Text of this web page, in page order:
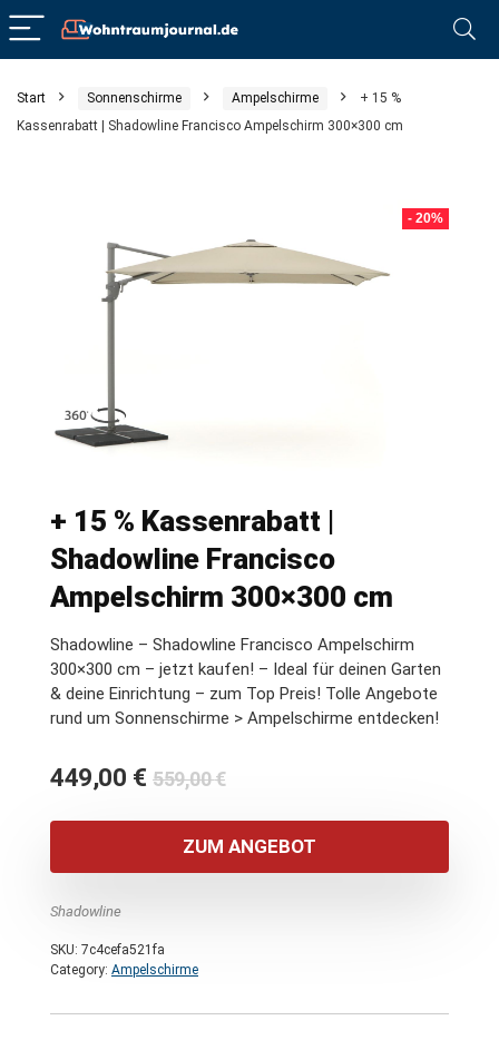
Start Sonnenschirme Ampelschirme
+ 15 %
Kassenrabatt | Shadowline Francisco Ampelschirm 300×300 cm
- 20%
+ 15 % Kassenrabatt |
Shadowline Francisco
Ampelschirm 300×300 cm
Shadowline – Shadowline Francisco Ampelschirm
300×300 cm – jetzt kaufen! – Ideal für deinen Garten
& deine Einrichtung – zum Top Preis! Tolle Angebote
rund um Sonnenschirme > Ampelschirme entdecken!
559,00€Ursprünglicher
war:
559,00 €
449,00 €
Aktueller
ist:
449,00 €.
ZUM ANGEBOT
Shadowline
SKU: 7c4cefa521fa
Category: Ampelschirme